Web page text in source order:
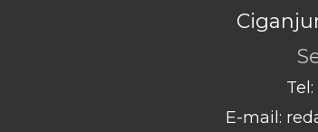
Tel:
E-mail: